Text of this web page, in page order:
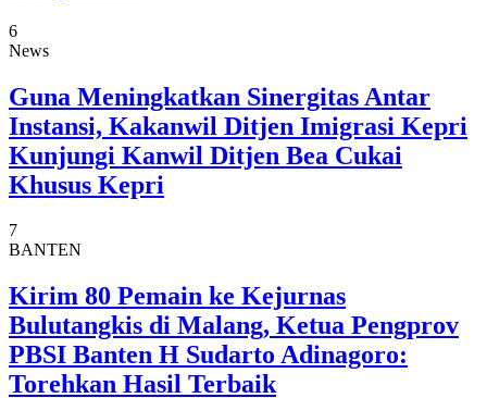
6
News
Guna Meningkatkan Sinergitas Antar
Instansi, Kakanwil Ditjen Imigrasi Kepri
Kunjungi Kanwil Ditjen Bea Cukai
Khusus Kepri
7
BANTEN
Kirim 80 Pemain ke Kejurnas
Bulutangkis di Malang, Ketua Pengprov
PBSI Banten H Sudarto Adinagoro:
Torehkan Hasil Terbaik